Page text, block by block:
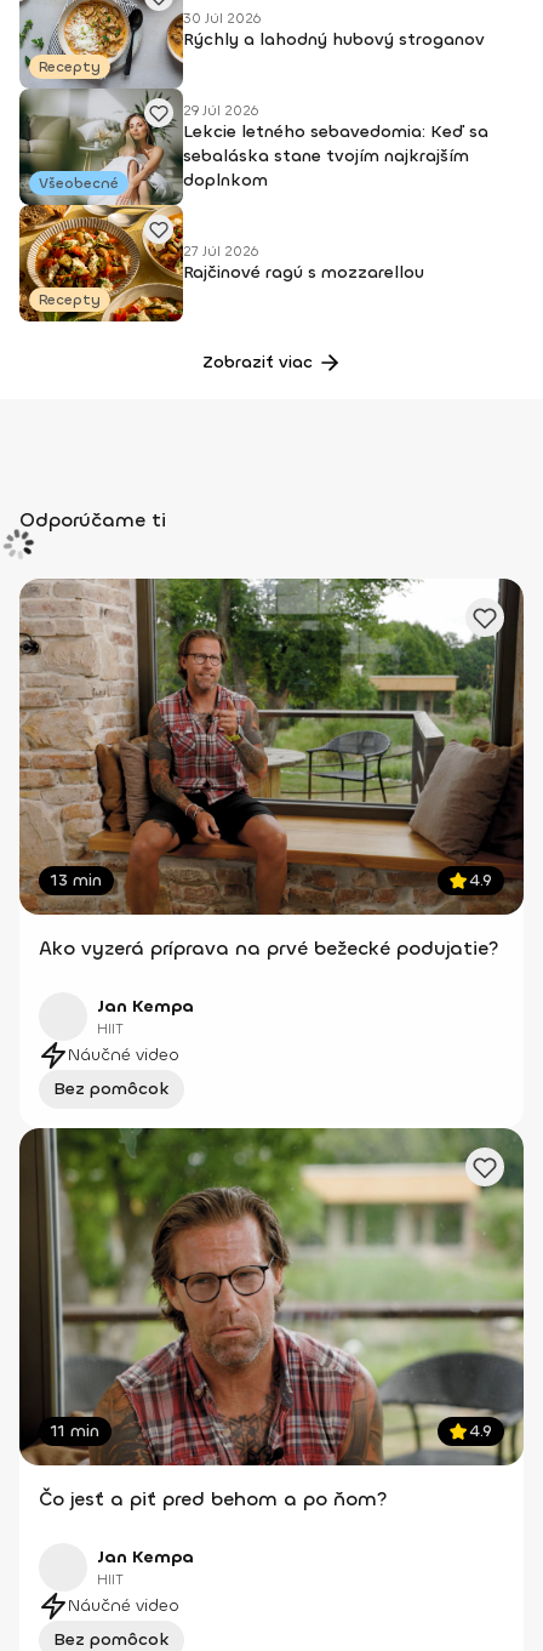
Recepty
30 Júl 2026
Rýchly a lahodný hubový stroganov
Všeobecné
29 Júl 2026
Lekcie letného sebavedomia: Keď sa
sebaláska stane tvojím najkrajším
doplnkom
Recepty
27 Júl 2026
Rajčinové ragú s mozzarellou
Zobraziť viac
Odporúčame ti
13 min 4.9
Ako vyzerá príprava na prvé bežecké podujatie?
Jan Kempa
HIIT
Náučné video
Bez pomôcok
11 min 4.9
Čo jesť a piť pred behom a po ňom?
Jan Kempa
HIIT
Náučné video
Bez pomôcok